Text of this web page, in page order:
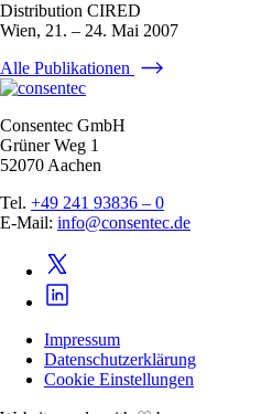
Distribution CIRED
Wien, 21. – 24. Mai 2007
Alle Publikationen
Consentec GmbH
Grüner Weg 1
52070 Aachen
Tel. +49 241 93836 – 0
E-Mail: info@consentec.de
Impressum
Datenschutzerklärung
Cookie Einstellungen